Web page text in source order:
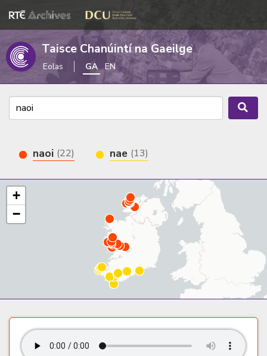
Taisce Chanúintí na Gaeilge
Eolas GA EN
naoi (22) nae (13)
+
−